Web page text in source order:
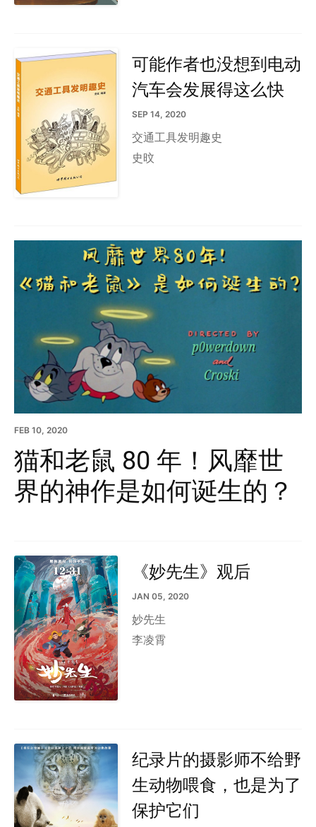
可能作者也没想到电动
汽车会发展得这么快
SEP 14, 2020
交通工具发明趣史
史旼
FEB 10, 2020
猫和老鼠 80 年！风靡世
界的神作是如何诞生的？
《妙先生》观后
JAN 05, 2020
妙先生
李凌霄
纪录片的摄影师不给野
生动物喂食，也是为了
保护它们